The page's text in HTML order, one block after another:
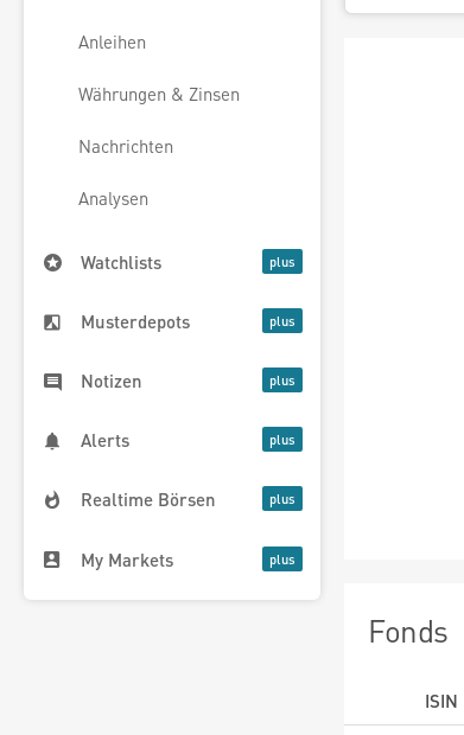
Anleihen
Währungen & Zinsen
Nachrichten
Analysen
Watchlists
Musterdepots
Notizen
Alerts
Realtime Börsen
My Markets
Fonds
ISIN